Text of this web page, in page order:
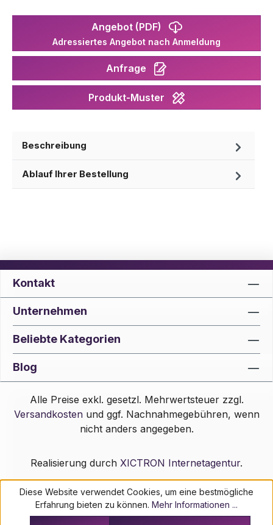
Angebot (PDF)
Adressiertes Angebot nach Anmeldung
Anfrage
Produkt-Muster
Beschreibung
Ablauf Ihrer Bestellung
Kontakt
Unternehmen
Beliebte Kategorien
Blog
Alle Preise exkl. gesetzl. Mehrwertsteuer zzgl.
Versandkostenund ggf. Nachnahmegebühren, wenn
nicht anders angegeben.
Realisierung durch XICTRON Internetagentur.
Diese Website verwendet Cookies, um eine bestmögliche
Erfahrung bieten zu können. Mehr Informationen ...